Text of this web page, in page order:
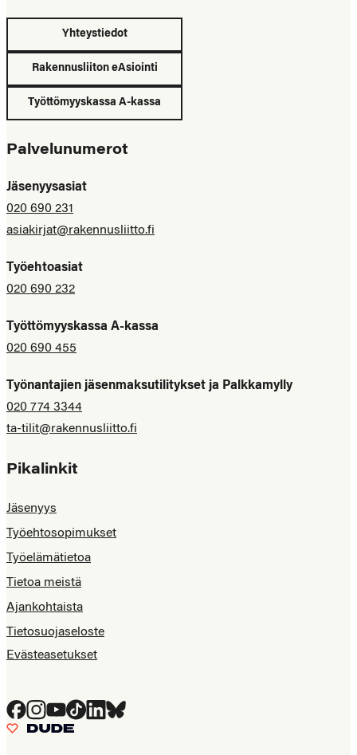
Yhteystiedot
Rakennusliiton eAsiointi
Työttömyyskassa A-kassa
Palvelunumerot
Jäsenyysasiat
020 690 231
asiakirjat@rakennusliitto.fi
Työehtoasiat
020 690 232
Työttömyyskassa A-kassa
020 690 455
Työnantajien jäsenmaksutilitykset ja Palkkamylly
020 774 3344
ta-tilit@rakennusliitto.fi
Pikalinkit
Jäsenyys
Työehtosopimukset
Työelämätietoa
Tietoa meistä
Ajankohtaista
Tietosuojaseloste
Evästeasetukset
Facebook
Instagram
YouTube
TiktokLinkedIn
Bluesky